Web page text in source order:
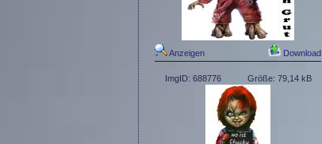
Anzeigen Download
ImgID: 688776 Größe: 79,14 kB